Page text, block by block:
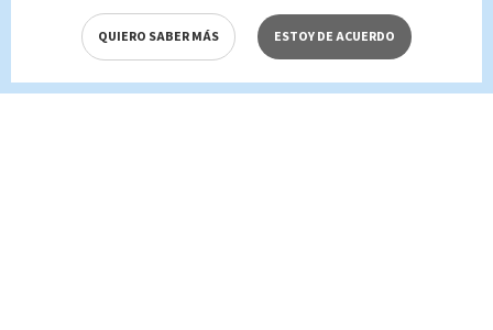
QUIERO SABER MÁS ESTOY DE ACUERDO